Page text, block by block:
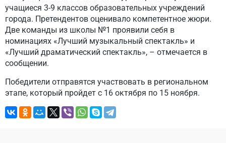
учащиеся 3-9 классов образовательных учреждений
города. Претендентов оценивало компетентное жюри.
Две команды из школы №1 проявили себя в
номинациях «Лучший музыкальный спектакль» и
«Лучший драматический спектакль», – отмечается в
сообщении.
Победители отправятся участвовать в региональном
этапе, который пройдет с 16 октября по 15 ноября.